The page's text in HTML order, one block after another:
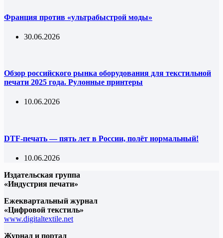
Франция против «ультрабыстрой моды»
30.06.2026
Обзор российского рынка оборудования для текстильной
печати 2025 года. Рулонные принтеры
10.06.2026
DTF-печать — пять лет в России, полёт нормальный!
10.06.2026
Издательская группа
«Индустрия печати»
Ежеквартальный журнал
«Цифровой текстиль»
www.digitaltextile.net
Журнал и портал